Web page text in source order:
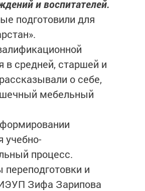
и воспитателей.
подготовили для
в средней, старшей и
о себе,
мебельный
учебно-
процесс.
и
Зифа Зарипова